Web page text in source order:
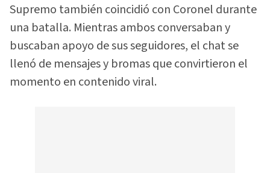
Supremo también coincidió con Coronel durante
una batalla. Mientras ambos conversaban y
buscaban apoyo de sus seguidores, el chat se
llenó de mensajes y bromas que convirtieron el
momento en contenido viral.